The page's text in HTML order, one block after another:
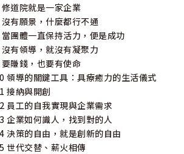
道院就是一家企業
有願景，什麼都行不通
團體一直保持活力，便是成功
有領導，就沒有凝聚力
賺錢，也要有使命
領導的關鍵工具：具療癒力的生活儀式
接納與開創
員工的自我實現與企業需求
企業如何識人，找到對的人
決策的自由，就是創新的自由
世代交替、薪火相傳